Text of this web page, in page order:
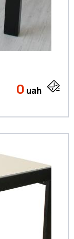
0 uah